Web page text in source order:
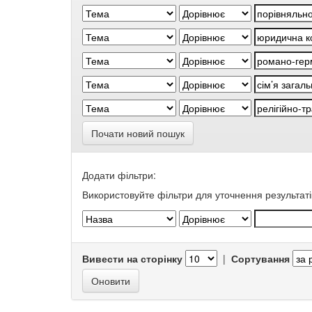
Почати новий пошук
Додати фільтри:
Використовуйте фільтри для уточнення
Вивести на сторінку | Сортування